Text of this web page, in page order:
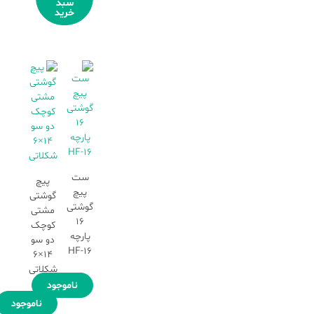
سبد
خرید
ست
پیچ
گوشتی
16
پارچه
HF-16
ناموجود
پیچ
گوشتی
مشتی
کوچک
دو سو
14×6
شکلاتی
ناموجود